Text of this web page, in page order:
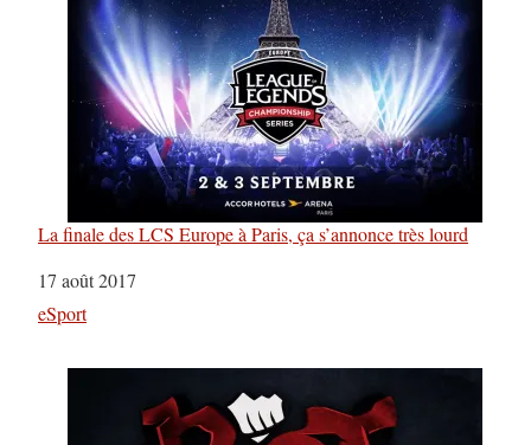
La finale des LCS Europe à Paris, ça s’annonce très lourd
Date
17 août 2017
Par rapport à
eSport